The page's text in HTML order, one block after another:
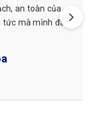
ở nơi khác nhưng
mình thấy hài